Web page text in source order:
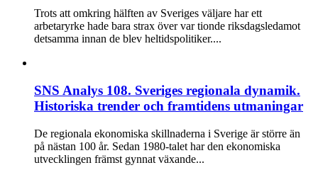
Trots att omkring hälften av Sveriges väljare har ett
arbetaryrke hade bara strax över var tionde riksdagsledamot
detsamma innan de blev heltidspolitiker....
SNS Analys 108. Sveriges regionala dynamik.
Historiska trender och framtidens utmaningar
De regionala ekonomiska skillnaderna i Sverige är större än
på nästan 100 år. Sedan 1980-talet har den ekonomiska
utvecklingen främst gynnat växande...